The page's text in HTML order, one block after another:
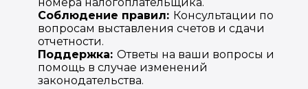
Соблюдение правил: Консультации по
вопросам выставления счетов и сдачи
отчетности.
Поддержка: Ответы на ваши вопросы и
помощь в случае изменений
законодательства.